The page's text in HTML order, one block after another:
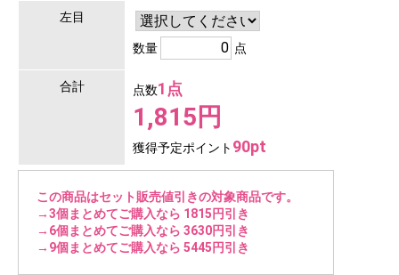
左目
数量 点
合計 点数1点
1,815円
獲得予定ポイント 90pt
この商品はセット販売値引きの対象商品です。
→3個まとめてご購入なら 1815円引き
→6個まとめてご購入なら 3630円引き
→9個まとめてご購入なら 5445円引き